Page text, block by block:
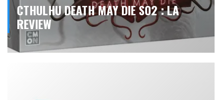
CTHULHU DEATH MAY DIE S02 : LA
REVIEW